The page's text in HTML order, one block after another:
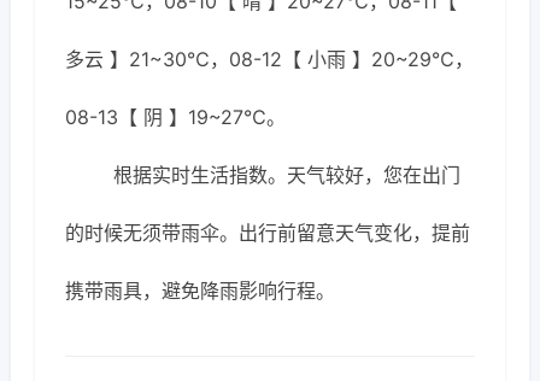
多云 】21~30℃，08-12【 小雨 】20~29℃，
08-13【 阴 】19~27℃。
根据实时生活指数。天气较好，您在出门
的时候无须带雨伞。出行前留意天气变化，提前
携带雨具，避免降雨影响行程。